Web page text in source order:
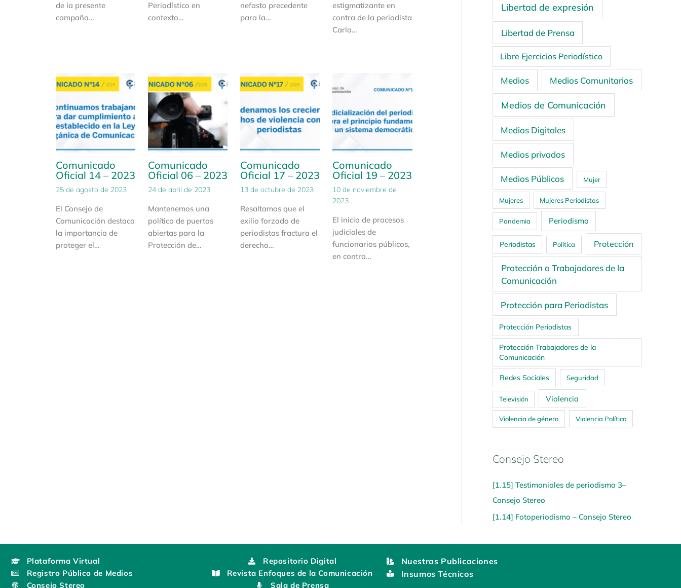
de la presente
campaña…
Periodístico en
contexto…
nefasto precedente
para la…
estigmatizante en
contra de la periodista
Carla…
Comunicado
Oficial 14 – 2023
25 de agosto de 2023
El Consejo de
Comunicación destaca
la importancia de
proteger el…
Comunicado
Oficial 06 – 2023
24 de abril de 2023
Mantenemos una
política de puertas
abiertas para la
Protección de…
Comunicado
Oficial 17 – 2023
13 de octubre de 2023
Resaltamos que el
exilio forzado de
periodistas fractura el
derecho…
Comunicado
Oficial 19 – 2023
10 de noviembre de
2023
El inicio de procesos
judiciales de
funcionarios públicos,
en contra…
Libertad de expresión
Libertad de Prensa
Libre Ejercicios Periodístico
Medios Medios Comunitarios
Medios de Comunicación
Medios Digitales
Medios privados
Medios Públicos Mujer
Mujeres Mujeres Periodistas
Pandemia Periodismo
Periodistas Política Protección
Protección a Trabajadores de la
Comunicación
Protección para Periodistas
Protección Periodistas
Protección Trabajadores de la
Comunicación
Redes Sociales Seguridad
Televisión Violencia
Violencia de género Violencia Política
Consejo Stereo
[1.15] Testimoniales de periodismo 3–
Consejo Stereo
[1.14] Fotoperiodismo – Consejo Stereo
Plataforma Virtual
Registro Público de Medios
Consejo Stereo
Repositorio Digital
Revista Enfoques de la Comunicación
Sala de Prensa
Nuestras Publicaciones
Insumos Técnicos